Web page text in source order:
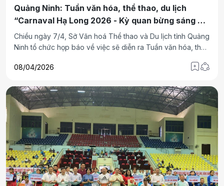
Quảng Ninh: Tuần văn hóa, thể thao, du lịch
“Carnaval Hạ Long 2026 - Kỳ quan bừng sáng Kỷ
nguyên mới”
Chiều ngày 7/4, Sở Văn hoá Thể thao và Du lịch tỉnh Quảng
Ninh tổ chức họp báo về việc sẽ diễn ra Tuần văn hóa, thể
“Carnaval Hạ Long 2026 - Kỳ quan bừng sáng kỷ nguyên
08/04/2026